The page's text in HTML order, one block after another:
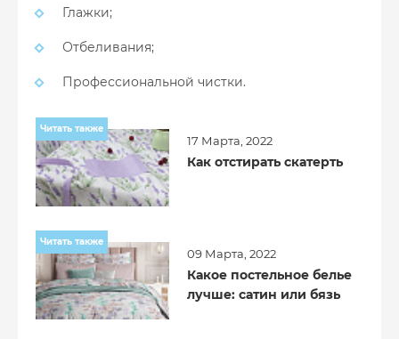
Глажки;
Отбеливания;
Профессиональной чистки.
Читать также
17 Марта, 2022
Как отстирать скатерть
Читать также
09 Марта, 2022
Какое постельное белье
лучше: сатин или бязь